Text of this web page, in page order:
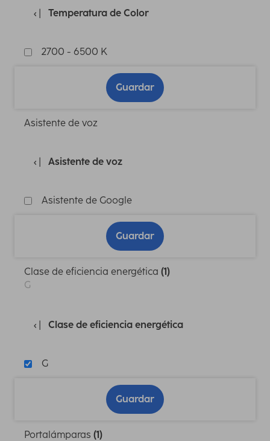
Temperatura de Color
2700 - 6500 K
Guardar
Asistente de voz
Asistente de voz
Asistente de Google
Guardar
Clase de eficiencia energética (1)
G
Clase de eficiencia energética
G
Guardar
Portalámparas (1)